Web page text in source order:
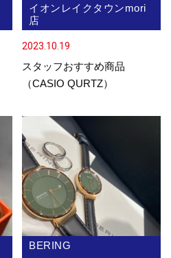
イオンレイクタウンmori
店
2023.10.19
スタッフおすすめ商品
（CASIO QURTZ）
BERING